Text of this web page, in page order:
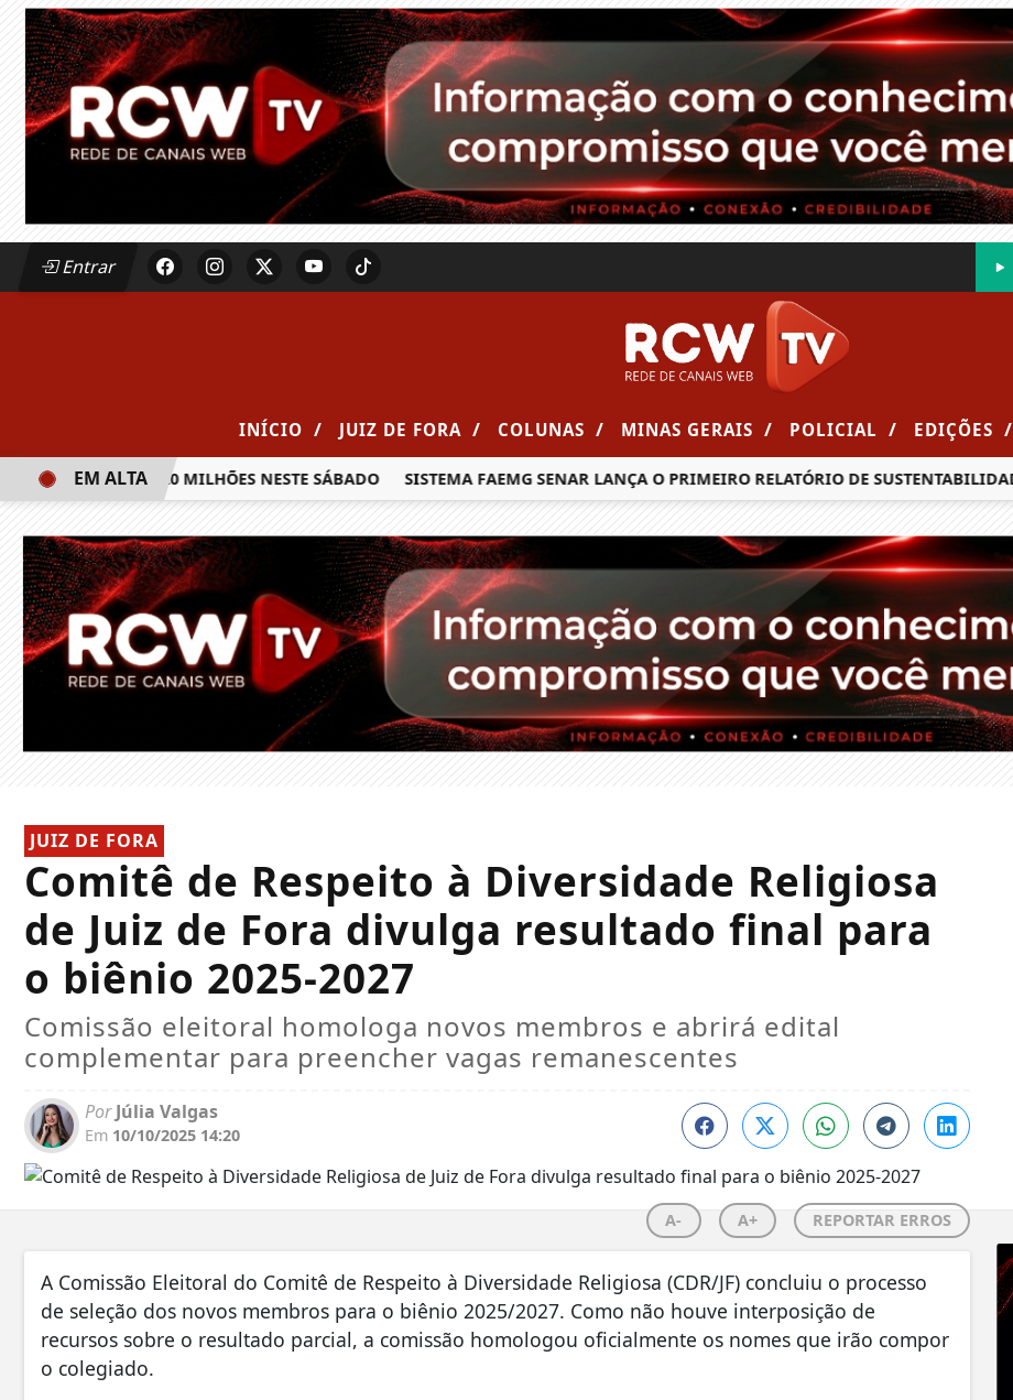
Entrar
INÍCIO / JUIZ DE FORA / COLUNAS / MINAS GERAIS / POLICIAL / EDIÇÕES /
PRÊMIO DE R$ 20 MILHÕES NESTE SÁBADO SISTEMA FAEMG SENAR LANÇA O PRIMEIRO RELATÓRIO DE SUSTENTABILIDADE
EM ALTA
JUIZ DE FORA
Comitê de Respeito à Diversidade Religiosa
de Juiz de Fora divulga resultado final para
o biênio 2025-2027
Comissão eleitoral homologa novos membros e abrirá edital
complementar para preencher vagas remanescentes
PorJúlia Valgas
Em 10/10/2025 14:20
A- A+ REPORTAR ERROS
A Comissão Eleitoral do Comitê de Respeito à Diversidade Religiosa (CDR/JF) concluiu o processo
de seleção dos novos membros para o biênio 2025/2027. Como não houve interposição de
recursos sobre o resultado parcial, a comissão homologou oficialmente os nomes que irão compor
o colegiado.